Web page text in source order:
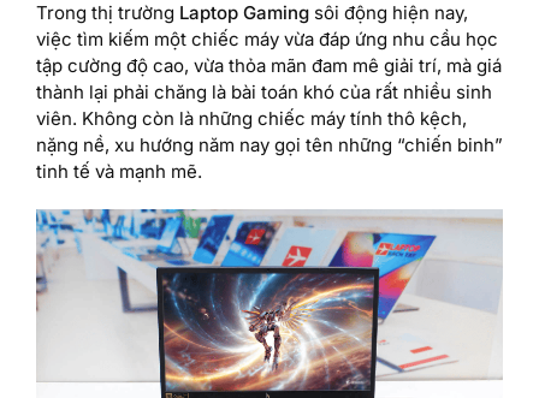
Trong thị trường Laptop Gaming sôi động hiện nay,
việc tìm kiếm một chiếc máy vừa đáp ứng nhu cầu học
tập cường độ cao, vừa thỏa mãn đam mê giải trí, mà giá
thành lại phải chăng là bài toán khó của rất nhiều sinh
viên. Không còn là những chiếc máy tính thô kệch,
nặng nề, xu hướng năm nay gọi tên những “chiến binh”
tinh tế và mạnh mẽ.